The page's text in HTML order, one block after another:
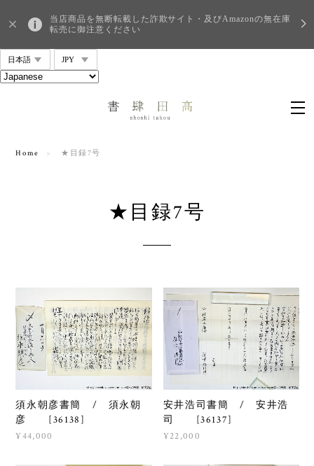
当店商品を無断転載した詐欺サイト・及びAmazonの無在庫
転売に御注意ください
Home ★目録7号
★目録7号
須永朝彦書簡 / 須永朝
彦 [36138]
¥44,000
安井浩司書簡 / 安井浩
司 [36137]
¥22,000